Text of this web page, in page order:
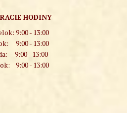
HODINY
9:00 - 13:00
9:00 - 13:00
9:00 - 13:00
9:00 - 13:00